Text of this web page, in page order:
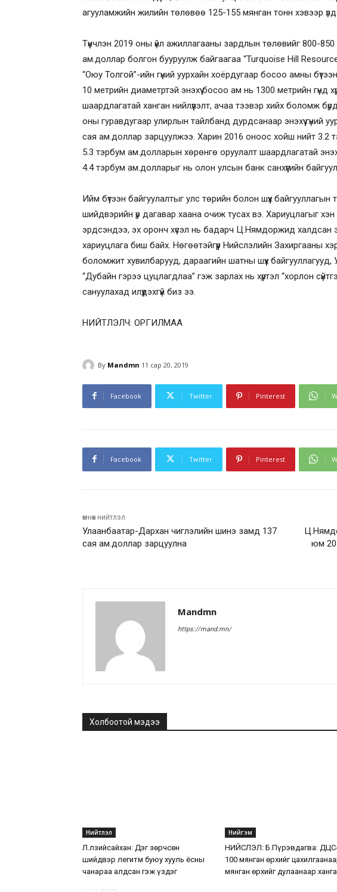
агууламжийн жилийн төлөвөө 125-155 мянган тонн хэвээр
Түүнчлэн 2019 оны үйл ажиллагааны зардлын төлөвийг 800-
ам.доллар болгон бууруулж байгаагаа “Turquoise Hill
“Оюу Толгой”-ийн гүний уурхайн хоёрдугаар босоо амны
10 метрийн диаметртэй энэхүү босоо ам нь 1300 метрийн гүнд
шаардлагатай ханган нийлүүлэлт, ачаа тээвэр хийх боломж
оны гуравдугаар улирлын тайлбанд дурдсанаар энэхүү гүний
сая ам.доллар зарцуулжээ. Харин 2016 оноос хойш нийт 3.2
5.3 тэрбум ам.долларын хөрөнгө оруулалт шаардлагатай энэхүү
4.4 тэрбум ам.долларыг нь олон улсын банк санхүүгийн
Ийм бүтээн байгуулалтыг улс төрийн болон шүүх байгууллагын
шийдвэрийн үр дагавар хаана очиж тусах вэ. Хариуцлагыг
эрдсэндээ, эх оронч хүсэл нь бадарч Ц.Нямдоржид халдсан
хариуцлага биш байх. Нөгөөтэйгүүр Нийслэлийн Захиргааны
боломжит хувилбарууд, дараагийн шатны шүүх байгууллагууд,
“Дубайн гэрээ цуцлагдлаа” гэж зарлах нь хүртэл “хорлон
сануулахад илүүдэхгүй биз ээ.
НИЙТЛЭЛЧ: ОРГИЛМАА
By Mandmn 11 сар 20, 2019
Facebook Twitter Pinterest
Facebook Twitter Pinterest
өмнөх нийтлэл
Улаанбаатар-Дархан чиглэлийн шинэ замд 137
сая ам.доллар зарцуулна
юм
Mandmn
https://mand.mn/
Холбоотой мэдээ
Нийтлэл
Л.Өлзийсайхан: Дэг зөрчсөн
шийдвэр легитм буюу хууль ёсны
чанараа алдсан гэж үздэг
Нийгэм
НИЙСЛЭЛ: Б.Пүрэвдагва:
100 мянган өрхийг
мянган өрхийг дулаанаар